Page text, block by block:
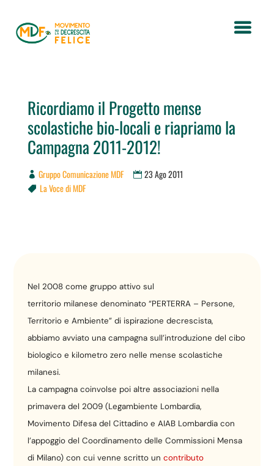
Ricordiamo il Progetto mense
scolastiche bio-locali e riapriamo la
Campagna 2011-2012!
Gruppo Comunicazione MDF 23 Ago 2011
 La Voce di MDF
Nel 2008 come gruppo attivo sul
territorio milanese denominato “PERTERRA – Persone,
Territorio e Ambiente” di ispirazione decrescista,
abbiamo avviato una campagna sull’introduzione del cibo
biologico e kilometro zero nelle mense scolastiche
milanesi.
La campagna coinvolse poi altre associazioni nella
primavera del 2009 (Legambiente Lombardia,
Movimento Difesa del Cittadino e AIAB Lombardia con
l’appoggio del Coordinamento delle Commissioni Mensa
di Milano) con cui venne scritto uncontributo